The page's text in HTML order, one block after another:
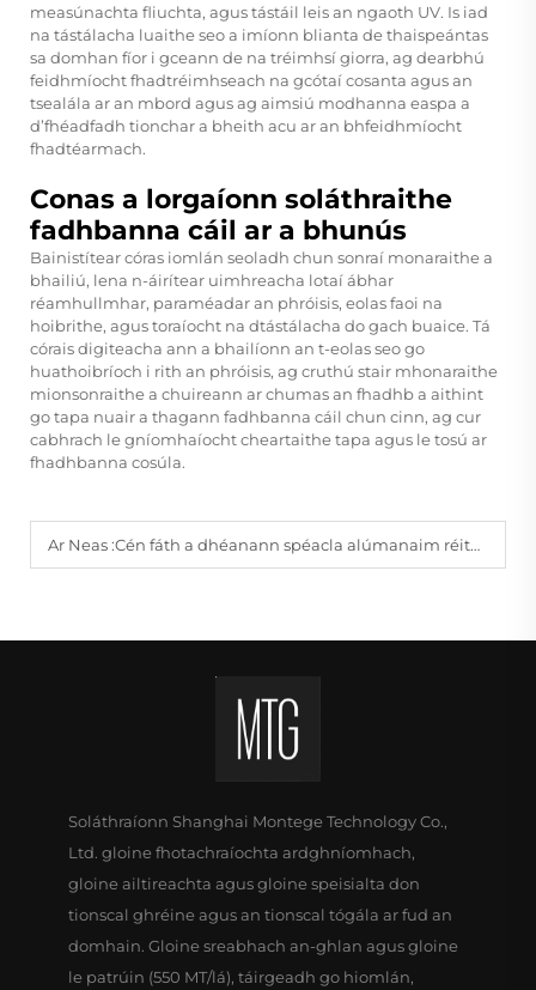
measúnachta fliuchta, agus tástáil leis an ngaoth UV. Is iad
na tástálacha luaithe seo a imíonn blianta de thaispeántas
sa domhan fíor i gceann de na tréimhsí giorra, ag dearbhú
feidhmíocht fhadtréimhseach na gcótaí cosanta agus an
tsealála ar an mbord agus ag aimsiú modhanna easpa a
d’fhéadfadh tionchar a bheith acu ar an bhfeidhmíocht
fhadtéarmach.
Conas a lorgaíonn soláthraithe
fadhbanna cáil ar a bhunús
Bainistítear córas iomlán seoladh chun sonraí monaraithe a
bhailiú, lena n-áirítear uimhreacha lotaí ábhar
réamhullmhar, paraméadar an phróisis, eolas faoi na
hoibrithe, agus toraíocht na dtástálacha do gach buaice. Tá
córais digiteacha ann a bhailíonn an t-eolas seo go
huathoibríoch i rith an phróisis, ag cruthú stair mhonaraithe
mionsonraithe a chuireann ar chumas an fhadhb a aithint
go tapa nuair a thagann fadhbanna cáil chun cinn, ag cur
cabhrach le gníomhaíocht cheartaithe tapa agus le tosú ar
fhadhbanna cosúla.
Ar Neas :Cén fáth a dhéanann spéacla alúmanaim réiteach spéaclaí costas-éifeachtach?
Soláthraíonn Shanghai Montege Technology Co.,
Ltd. gloine fhotachraíochta ardghníomhach,
gloine ailtireachta agus gloine speisialta don
tionscal ghréine agus an tionscal tógála ar fud an
domhain. Gloine sreabhach an-ghlan agus gloine
le patrúin (550 MT/lá), táirgeadh go hiomlán,